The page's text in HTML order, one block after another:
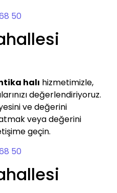
50
halı hizmetimizle,
değerlendiriyoruz.
ve değerini
veya değerini
geçin.
50